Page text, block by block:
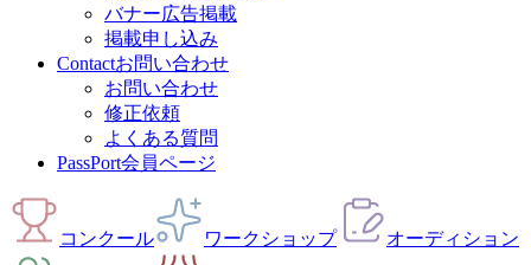
バナー広告掲載
掲載申し込み
Contactお問い合わせ
お問い合わせ
修正依頼
よくある質問
PassPort会員ページ
コンクール ワークショップ オーディション